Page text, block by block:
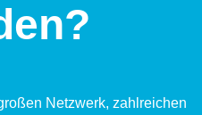
Netz­werk, zahl­rei­chen